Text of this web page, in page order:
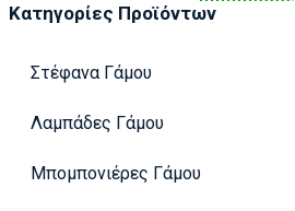
Κατηγορίες Προϊόντων
Στέφανα Γάμου
Λαμπάδες Γάμου
Μπομπονιέρες Γάμου